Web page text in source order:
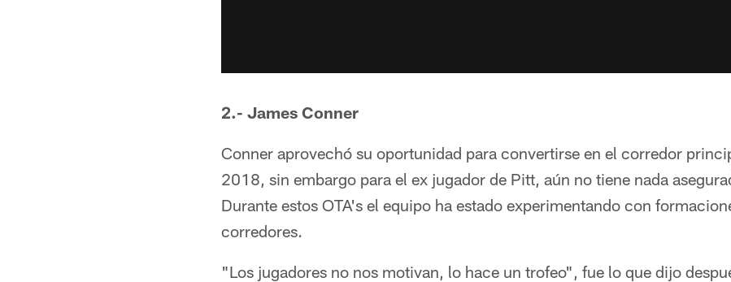
2.- James Conner
Conner aprovechó su oportunidad para convertirse en el corredor
2018, sin embargo para el ex jugador de Pitt, aún no tiene nada
Durante estos OTA's el equipo ha estado experimentando con
corredores.
"Los jugadores no nos motivan, lo hace un trofeo", fue lo que dijo